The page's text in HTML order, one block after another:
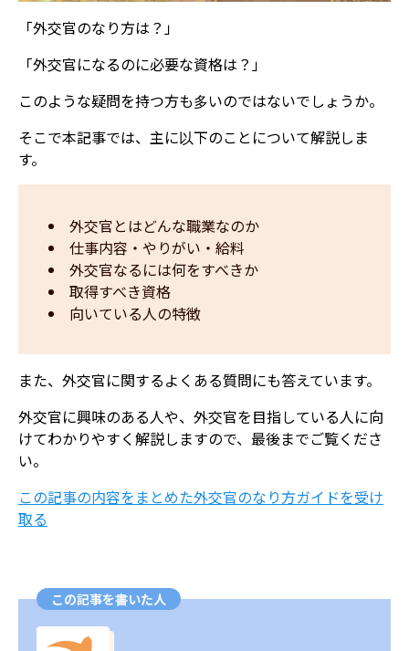
「外交官のなり方は？」
「外交官になるのに必要な資格は？」
このような疑問を持つ方も多いのではないでしょうか。
そこで本記事では、主に以下のことについて解説しま
す。
外交官とはどんな職業なのか
仕事内容・やりがい・給料
外交官なるには何をすべきか
取得すべき資格
向いている人の特徴
また、外交官に関するよくある質問にも答えています。
外交官に興味のある人や、外交官を目指している人に向
けてわかりやすく解説しますので、最後までご覧くださ
い。
この記事の内容をまとめた外交官のなり方ガイドを受け
取る
この記事を書いた人